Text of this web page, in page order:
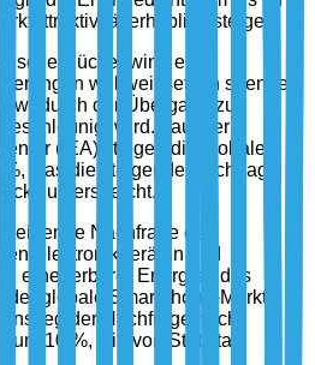
erheblich steigert.
Rückenwind eine
weltweit setzen strenge
wodurch der Übergang zu
wird. Laut der
(IEA) stiegen die globalen
was die steigende Nachfrage
unterstreicht.
Nachfrage der
Elektronikgeräten und
erneuerbarer Energien das
der globale Smartphone-Markt
der Nachfrage nach
um 10 %, wie von Statista